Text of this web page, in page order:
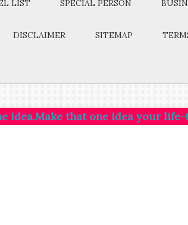
LIST SPECIAL PERSON
DISCLAIMER SITEMAP
that one idea your life-think of